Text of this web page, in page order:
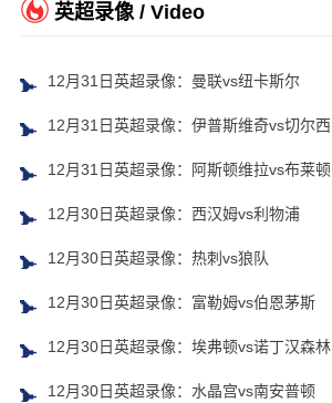
英超录像 / Video
12月31日英超录像：曼联vs纽卡斯尔
12月31日英超录像：伊普斯维奇vs切尔西
12月31日英超录像：阿斯顿维拉vs布莱顿
12月30日英超录像：西汉姆vs利物浦
12月30日英超录像：热刺vs狼队
12月30日英超录像：富勒姆vs伯恩茅斯
12月30日英超录像：埃弗顿vs诺丁汉森林
12月30日英超录像：水晶宫vs南安普顿